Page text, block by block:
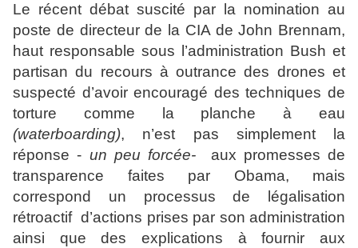
Le récent débat suscité par la nomination au
poste de directeur de la CIA de John Brennam,
haut responsable sous l’administration Bush et
partisan du recours à outrance des drones et
suspecté d’avoir encouragé des techniques de
torture comme la planche à eau
(waterboarding), n’est pas simplement la
réponse - un peu forcée- aux promesses de
transparence faites par Obama, mais
correspond un processus de légalisation
rétroactif d’actions prises par son administration
ainsi que des explications à fournir aux